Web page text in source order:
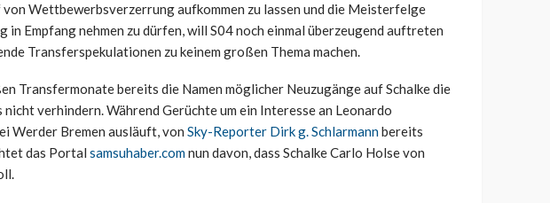
Wettbewerbsverzerrung aufkommen zu lassen und die Meisterfelge
in Empfang nehmen zu dürfen, will S04 noch einmal überzeugend auftreten
Transferspekulationen zu keinem großen Thema machen.
Transfermonate bereits die Namen möglicher Neuzugänge auf Schalke die
nicht verhindern. Während Gerüchte um ein Interesse an Leonardo
Werder Bremen ausläuft, von Sky-Reporter Dirk g. Schlarmannbereits
das Portal samsuhaber.comnun davon, dass Schalke Carlo Holse von